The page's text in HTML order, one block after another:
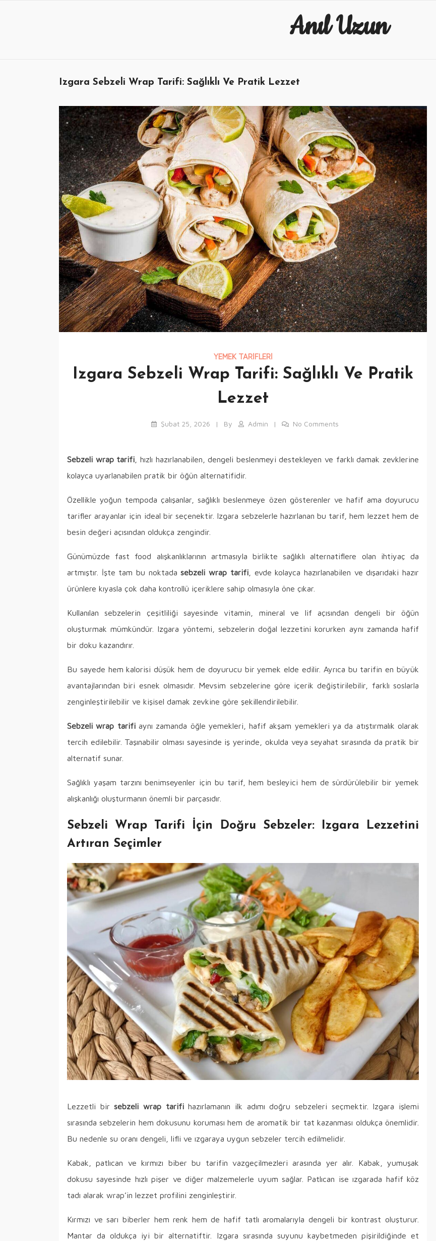
Anıl Uzun
Izgara Sebzeli Wrap Tarifi: Sağlıklı Ve Pratik Lezzet
YEMEK TARIFLERI
Izgara Sebzeli Wrap Tarifi: Sağlıklı Ve Pratik
Lezzet
Şubat 25, 2026 By Admin No Comments
Sebzeli wrap tarifi , hızlı hazırlanabilen, dengeli beslenmeyi destekleyen ve farklı damak zevklerine
kolayca uyarlanabilen pratik bir öğün alternatifidir.
Özellikle yoğun tempoda çalışanlar, sağlıklı beslenmeye özen gösterenler ve hafif ama doyurucu
tarifler arayanlar için ideal bir seçenektir. Izgara sebzelerle hazırlanan bu tarif, hem lezzet hem de
besin değeri açısından oldukça zengindir.
Günümüzde fast food alışkanlıklarının artmasıyla birlikte sağlıklı alternatiflere olan ihtiyaç da
artmıştır. İşte tam bu noktadasebzeli wrap tarifi, evde kolayca hazırlanabilen ve dışarıdaki hazır
ürünlere kıyasla çok daha kontrollü içeriklere sahip olmasıyla öne çıkar.
Kullanılan sebzelerin çeşitliliği sayesinde vitamin, mineral ve lif açısından dengeli bir öğün
oluşturmak mümkündür. Izgara yöntemi, sebzelerin doğal lezzetini korurken aynı zamanda hafif
bir doku kazandırır.
Bu sayede hem kalorisi düşük hem de doyurucu bir yemek elde edilir. Ayrıca bu tarifin en büyük
avantajlarından biri esnek olmasıdır. Mevsim sebzelerine göre içerik değiştirilebilir, farklı soslarla
zenginleştirilebilir ve kişisel damak zevkine göre şekillendirilebilir.
Sebzeli wrap tarifiaynı zamanda öğle yemekleri, hafif akşam yemekleri ya da atıştırmalık olarak
tercih edilebilir. Taşınabilir olması sayesinde iş yerinde, okulda veya seyahat sırasında da pratik bir
alternatif sunar.
Sağlıklı yaşam tarzını benimseyenler için bu tarif, hem besleyici hem de sürdürülebilir bir yemek
alışkanlığı oluşturmanın önemli bir parçasıdır.
Sebzeli Wrap Tarifi İçin Doğru Sebzeler: Izgara Lezzetini
Artıran Seçimler
Lezzetli birsebzeli wrap tarifihazırlamanın ilk adımı doğru sebzeleri seçmektir. Izgara işlemi
sırasında sebzelerin hem dokusunu koruması hem de aromatik bir tat kazanması oldukça önemlidir.
Bu nedenle su oranı dengeli, lifli ve ızgaraya uygun sebzeler tercih edilmelidir.
Kabak, patlıcan ve kırmızı biber bu tarifin vazgeçilmezleri arasında yer alır. Kabak, yumuşak
dokusu sayesinde hızlı pişer ve diğer malzemelerle uyum sağlar. Patlıcan ise ızgarada hafif köz
tadı alarak wrap’in lezzet profilini zenginleştirir.
Kırmızı ve sarı biberler hem renk hem de hafif tatlı aromalarıyla dengeli bir kontrast oluşturur.
Mantar da oldukça iyi bir alternatiftir. Izgara sırasında suyunu kaybetmeden pişirildiğinde et